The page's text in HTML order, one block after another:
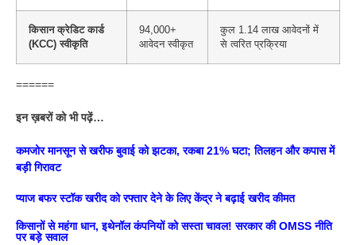
किसान क्रेडिट कार्ड
(KCC) स्वीकृति
94,000+
आवेदन स्वीकृत
कुल 1.14 लाख आवेदनों में
से त्वरित प्रक्रिया
======
इन ख़बरों को भी पढ़ें…
कमजोर मानसून से खरीफ बुवाई को झटका, रकबा 21% घटा; तिलहन और कपास में
बड़ी गिरावट
प्याज बफर स्टॉक खरीद को रफ्तार देने के लिए केंद्र ने बढ़ाई खरीद कीमत
किसानों से महंगा धान, इथेनॉल कंपनियों को सस्ता चावल! सरकार की OMSS नीति
पर बड़े सवाल